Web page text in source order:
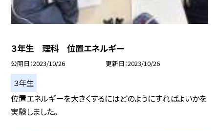
３年生 理科 位置エネルギー
公開日 2023/10/26 更新日 2023/10/26
３年生
位置エネルギーを大きくするにはどのようにすればよいかを
実験しました。